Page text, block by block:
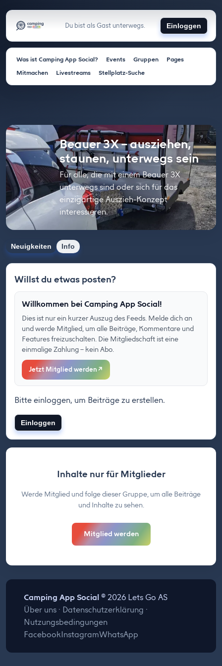
Du bist als Gast unterwegs. Einloggen
Was ist Camping App Social? Events Gruppen
Pages
Mitmachen
Livestreams Stellplatz-Suche
Beauer 3X – ausziehen,
staunen, unterwegs sein
Für alle, die mit einem Beauer 3X
unterwegs sind oder sich für das
einzigartige Auszieh-Konzept
interessieren.
Neuigkeiten Info
Willst du etwas posten?
Willkommen bei Camping App Social!
Dies ist nur ein kurzer Auszug des Feeds. Melde dich an
und werde Mitglied, um alle Beiträge, Kommentare und
Features freizuschalten. Die Mitgliedschaft ist eine
einmalige Zahlung – kein Abo.
Jetzt Mitglied werden ↗
Bitte einloggen, um Beiträge zu erstellen.
Einloggen
Inhalte nur für Mitglieder
Werde Mitglied und folge dieser Gruppe, um alle Beiträge
und Inhalte zu sehen.
Mitglied werden
Camping App Social© 2026 Lets Go AS
Über uns· Datenschutzerklärung ·
Nutzungsbedingungen
FacebookInstagramWhatsApp